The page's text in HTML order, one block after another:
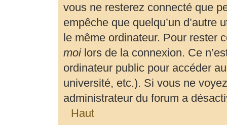
vous ne resterez connecté que
empêche que quelqu’un
le même ordinateur. Pour rester
moilors de la connexion. Ce
ordinateur public pour accéder
université, etc.). Si vous ne
administrateur du forum a
Haut